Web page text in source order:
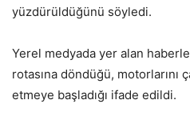
yüzdürüldüğünü söyledi.
Yerel medyada yer alan
rotasına döndüğü, motorlarını
etmeye başladığı ifade edildi.